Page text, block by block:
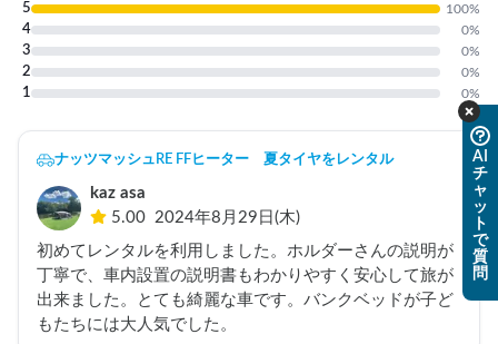
5 100%
4 0%
3 0%
2 0%
1 0%
ナッツマッシュRE FFヒーター 夏タイヤをレンタル
kaz asa
5.00 2024年8月29日(木)
初めてレンタルを利用しました。ホルダーさんの説明が
丁寧で、車内設置の説明書もわかりやすく安心して旅が
出来ました。とても綺麗な車です。バンクベッドが子ど
もたちには大人気でした。
AI
チ
ャ
ッ
ト
で
質
問